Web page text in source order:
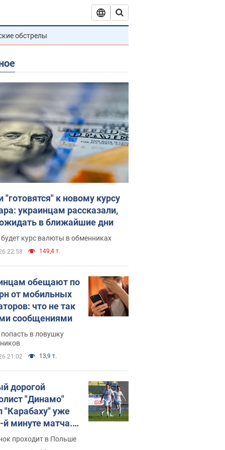
обстрелы
"готовятся" к новому курсу
украинцам рассказали,
в ближайшие дни
курс валюты в обменниках
22:58 149,4 т.
обещают по
от мобильных
что не так
сообщениями
попасть в ловушку
21:02 13,9 т.
дорогой
"Динамо"
"Карабаху" уже
й минуте матча.
проходит в Польше